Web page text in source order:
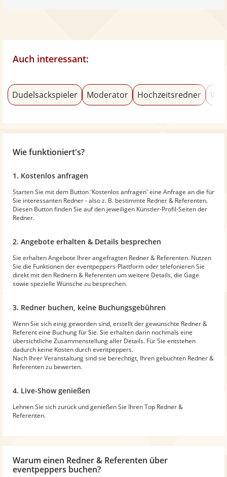
Auch interessant:
Dudelsackspieler Moderator Hochzeitsredner
Wie funktioniert's?
1. Kostenlos anfragen
Starten Sie mit dem Button 'Kostenlos anfragen' eine Anfrage an die für
Sie interessanten Redner - also z. B. bestimmte Redner & Referenten.
Diesen Button finden Sie auf den jeweiligen Künstler-Profil-Seiten der
Redner.
2. Angebote erhalten & Details besprechen
Sie erhalten Angebote Ihrer angefragten Redner & Referenten. Nutzen
Sie die Funktionen der eventpeppers-Plattform oder telefonieren Sie
direkt mit den Rednern & Referenten um weitere Details, die Gage
sowie spezielle Wünsche zu besprechen.
3. Redner buchen, keine Buchungsgebühren
Wenn Sie sich einig geworden sind, erstellt der gewünschte Redner &
Referent eine Buchung für Sie. Sie erhalten darin nochmals eine
übersichtliche Zusammenstellung aller Details. Für Sie entstehen
dadurch keine Kosten durch eventpeppers.
Nach Ihrer Veranstaltung sind sie berechtigt, Ihren gebuchten Redner &
Referenten zu bewerten.
4. Live-Show genießen
Lehnen Sie sich zurück und genießen Sie Ihren Top Redner &
Referenten.
Warum einen Redner & Referenten über
eventpeppers buchen?